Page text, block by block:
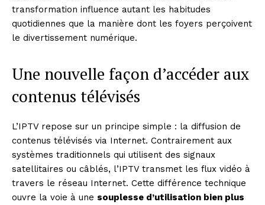
transformation influence autant les habitudes
quotidiennes que la manière dont les foyers perçoivent
le divertissement numérique.
Une nouvelle façon d’accéder aux
contenus télévisés
L’IPTV repose sur un principe simple : la diffusion de
contenus télévisés via Internet. Contrairement aux
systèmes traditionnels qui utilisent des signaux
satellitaires ou câblés, l’IPTV transmet les flux vidéo à
travers le réseau Internet. Cette différence technique
ouvre la voie à une souplesse d’utilisation bien plus